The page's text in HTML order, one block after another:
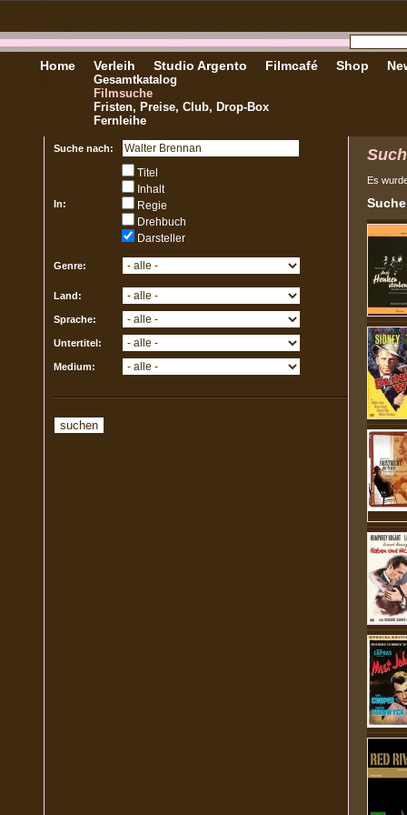
Home Verleih
Gesamtkatalog
Filmsuche
Fristen, Preise, Club, Drop-Box
Fernleihe
Studio Argento Filmcafé Shop
Suche nach:
In:
Titel
Inhalt
Regie
Drehbuch
Darsteller
Genre:
Land:
Sprache:
Untertitel:
Medium:
Es